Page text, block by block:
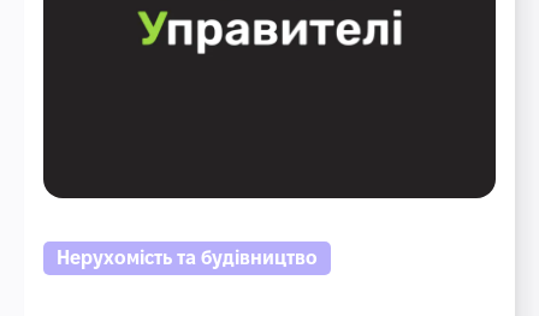
Нерухомість та будівництво